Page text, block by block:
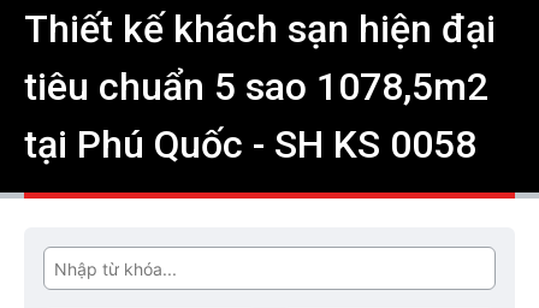
Thiết kế khách sạn hiện đại
tiêu chuẩn 5 sao 1078,5m2
tại Phú Quốc - SH KS 0058
Tìm